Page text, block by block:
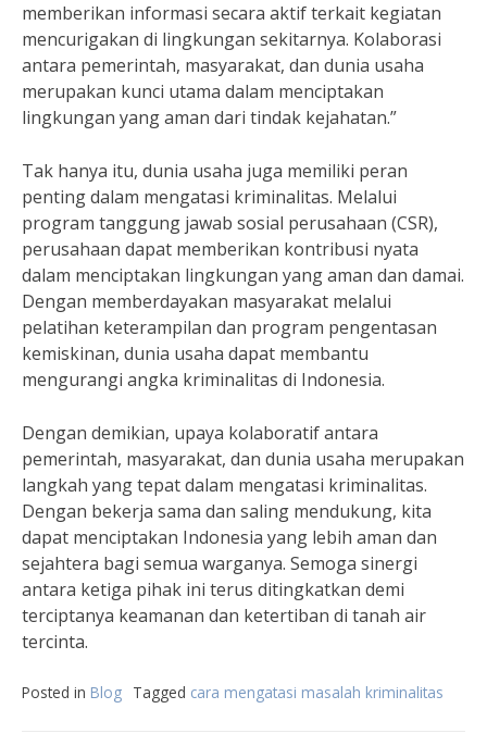
memberikan informasi secara aktif terkait kegiatan
mencurigakan di lingkungan sekitarnya. Kolaborasi
antara pemerintah, masyarakat, dan dunia usaha
merupakan kunci utama dalam menciptakan
lingkungan yang aman dari tindak kejahatan.”
Tak hanya itu, dunia usaha juga memiliki peran
penting dalam mengatasi kriminalitas. Melalui
program tanggung jawab sosial perusahaan (CSR),
perusahaan dapat memberikan kontribusi nyata
dalam menciptakan lingkungan yang aman dan damai.
Dengan memberdayakan masyarakat melalui
pelatihan keterampilan dan program pengentasan
kemiskinan, dunia usaha dapat membantu
mengurangi angka kriminalitas di Indonesia.
Dengan demikian, upaya kolaboratif antara
pemerintah, masyarakat, dan dunia usaha merupakan
langkah yang tepat dalam mengatasi kriminalitas.
Dengan bekerja sama dan saling mendukung, kita
dapat menciptakan Indonesia yang lebih aman dan
sejahtera bagi semua warganya. Semoga sinergi
antara ketiga pihak ini terus ditingkatkan demi
terciptanya keamanan dan ketertiban di tanah air
tercinta.
Posted in Blog Tagged cara mengatasi masalah kriminalitas